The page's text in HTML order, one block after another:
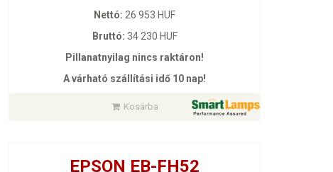
Nettó: 26 953 HUF
Bruttó: 34 230 HUF
Pillanatnyilag nincs raktáron!
A várható szállítási idő 10 nap!
Kosárba
EPSON EB-FH52